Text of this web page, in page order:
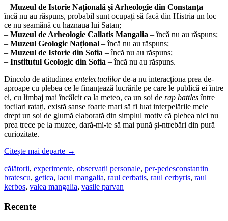
– Muzeul de Istorie Națională și Arheologie din Constanța –
încă nu au răspuns, probabil sunt ocupați să facă din Histria un loc
ce nu seamănă cu haznaua lui Satan;
– Muzeul de Arheologie Callatis Mangalia – încă nu au răspuns;
– Muzeul Geologic Național – încă nu au răspuns;
– Muzeul de Istorie din Sofia – încă nu au răspuns;
– Institutul Geologic din Sofia – încă nu au răspuns.
Dincolo de atitudinea entelectualilorde-a nu interacționa prea de-
aproape cu plebea ce le finanțează lucrările pe care le publică ei între
ei, cu limbaj mai încâlcit ca la meteo, ca un soi de rap battlesîntre
tocilari ratați, există șanse foarte mari să fi luat interpelările mele
drept un soi de glumă elaborată din simplul motiv că plebea nici nu
prea trece pe la muzee, dară-mi-te să mai pună și-ntrebări din pură
curiozitate.
Citește mai departe →
călătorii, experimente, observații personale, per-pedesconstantin
bratescu, getica, lacul mangalia, raul cerbatis, raul cerbyris, raul
kerbos, valea mangalia, vasile parvan
Recente